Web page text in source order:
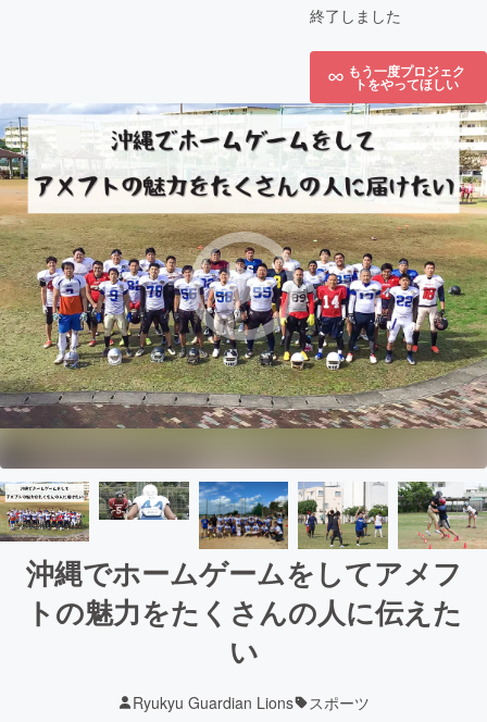
終了しました
もう一度プロジェク
トをやってほしい
沖縄でホームゲームをしてアメフ
トの魅力をたくさんの人に伝えた
い
Ryukyu Guardian Lions スポーツ